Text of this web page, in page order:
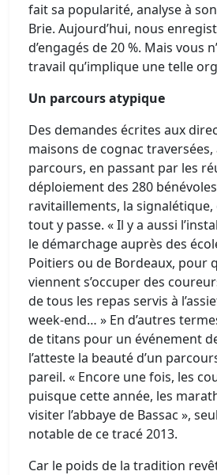
fait sa popularité, analyse à
Brie. Aujourd’hui, nous
d’engagés de 20 %. Mais vous
travail qu’implique une telle
Un parcours atypique
Des demandes écrites aux
maisons de cognac
parcours, en passant par les
déploiement des 280
ravitaillements, la
tout y passe. « Il y a aussi
le démarchage auprès des
Poitiers ou de Bordeaux, pour
viennent s’occuper des
de tous les repas servis à
week-end… » En d’autres
de titans pour un événement
l’atteste la beauté d’un
pareil. « Encore une fois, les
puisque cette année, les
visiter l’abbaye de Bassac »,
notable de ce tracé 2013.
Car le poids de la tradition